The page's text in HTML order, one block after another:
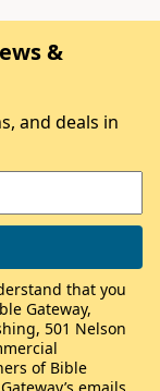
&
and deals in
that you
Gateway,
501 Nelson
of Bible